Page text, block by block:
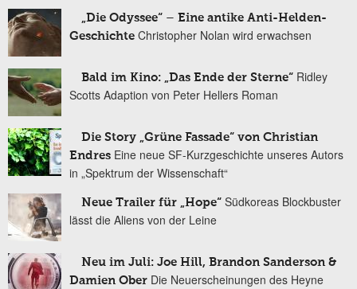
„Die Odyssee“ – Eine antike Anti-Helden-
Geschichte Christopher Nolan wird erwachsen
Bald im Kino: „Das Ende der Sterne“ Ridley
Scotts Adaption von Peter Hellers Roman
Die Story „Grüne Fassade“ von Christian
Endres Eine neue SF-Kurzgeschichte unseres Autors
in „Spektrum der Wissenschaft“
Neue Trailer für „Hope“ Südkoreas Blockbuster
lässt die Aliens von der Leine
Neu im Juli: Joe Hill, Brandon Sanderson &
Damien Ober Die Neuerscheinungen des Heyne